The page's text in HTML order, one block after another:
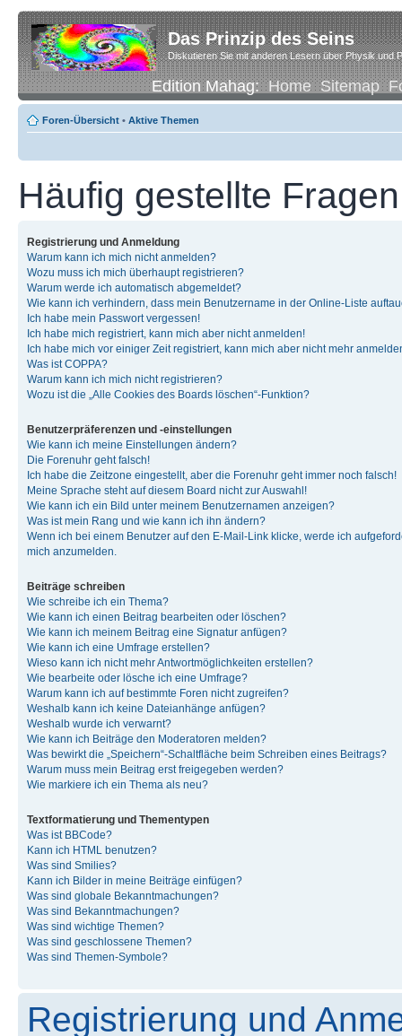
Das Prinzip des Seins
Diskutieren Sie mit anderen Lesern über Physik und
Edition Mahag:Home Sitemap
Foren-Übersicht • Aktive Themen
Häufig gestellte Fragen
Registrierung und Anmeldung
Warum kann ich mich nicht anmelden?
Wozu muss ich mich überhaupt registrieren?
Warum werde ich automatisch abgemeldet?
Wie kann ich verhindern, dass mein Benutzername in der Online-Liste
Ich habe mein Passwort vergessen!
Ich habe mich registriert, kann mich aber nicht anmelden!
Ich habe mich vor einiger Zeit registriert, kann mich aber nicht mehr
Was ist COPPA?
Warum kann ich mich nicht registrieren?
Wozu ist die „Alle Cookies des Boards löschen“-Funktion?
Benutzerpräferenzen und -einstellungen
Wie kann ich meine Einstellungen ändern?
Die Forenuhr geht falsch!
Ich habe die Zeitzone eingestellt, aber die Forenuhr geht immer noch falsch!
Meine Sprache steht auf diesem Board nicht zur Auswahl!
Wie kann ich ein Bild unter meinem Benutzernamen anzeigen?
Was ist mein Rang und wie kann ich ihn ändern?
Wenn ich bei einem Benutzer auf den E-Mail-Link klicke, werde ich
mich anzumelden.
Beiträge schreiben
Wie schreibe ich ein Thema?
Wie kann ich einen Beitrag bearbeiten oder löschen?
Wie kann ich meinem Beitrag eine Signatur anfügen?
Wie kann ich eine Umfrage erstellen?
Wieso kann ich nicht mehr Antwortmöglichkeiten erstellen?
Wie bearbeite oder lösche ich eine Umfrage?
Warum kann ich auf bestimmte Foren nicht zugreifen?
Weshalb kann ich keine Dateianhänge anfügen?
Weshalb wurde ich verwarnt?
Wie kann ich Beiträge den Moderatoren melden?
Was bewirkt die „Speichern“-Schaltfläche beim Schreiben eines Beitrags?
Warum muss mein Beitrag erst freigegeben werden?
Wie markiere ich ein Thema als neu?
Textformatierung und Thementypen
Was ist BBCode?
Kann ich HTML benutzen?
Was sind Smilies?
Kann ich Bilder in meine Beiträge einfügen?
Was sind globale Bekanntmachungen?
Was sind Bekanntmachungen?
Was sind wichtige Themen?
Was sind geschlossene Themen?
Was sind Themen-Symbole?
Registrierung und